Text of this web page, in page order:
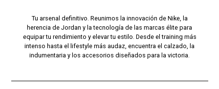
Tu arsenal definitivo. Reunimos la innovación de Nike, la
herencia de Jordan y la tecnología de las marcas élite para
equipar tu rendimiento y elevar tu estilo. Desde el training más
intenso hasta el lifestyle más audaz, encuentra el calzado, la
indumentaria y los accesorios diseñados para la victoria.